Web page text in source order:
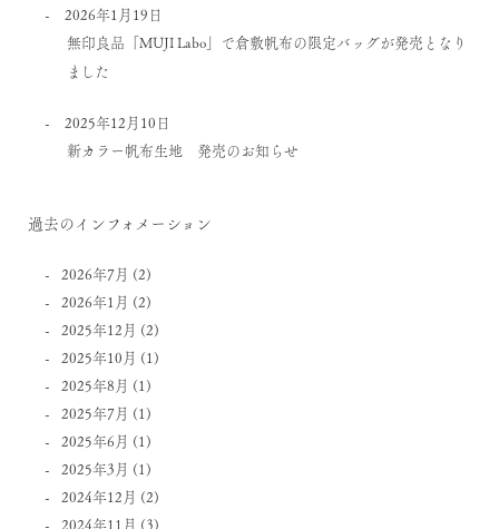
2026年1月19日
無印良品「MUJI Labo」で倉敷帆布の限定バッグが発売となり
ました
2025年12月10日
新カラー帆布生地 発売のお知らせ
過去のインフォメーション
2026年7月 (2)
2026年1月 (2)
2025年12月 (2)
2025年10月 (1)
2025年8月 (1)
2025年7月 (1)
2025年6月 (1)
2025年3月 (1)
2024年12月 (2)
2024年11月 (3)